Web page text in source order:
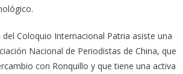
Coloquio Internacional Patria asiste una
Nacional de Periodistas de China, que
con Ronquillo y que tiene una activa